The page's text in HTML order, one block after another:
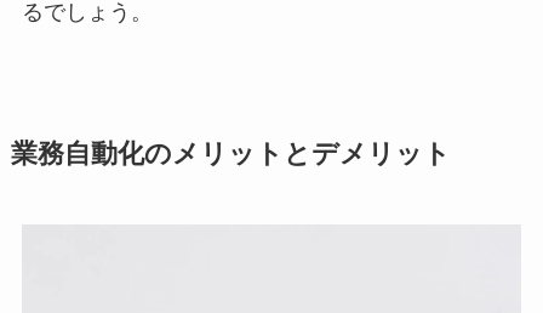
るでしょう。
業務自動化のメリットとデメリット